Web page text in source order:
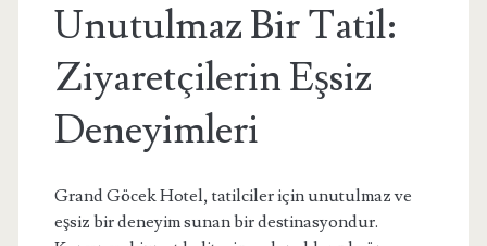
Unutulmaz Bir Tatil:
Ziyaretçilerin Eşsiz
Deneyimleri
Grand Göcek Hotel, tatilciler için unutulmaz ve
eşsiz bir deneyim sunan bir destinasyondur.